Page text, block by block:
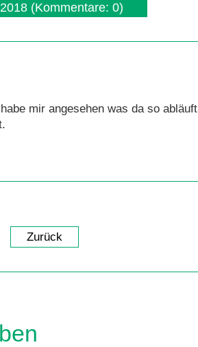
(Kommentare: 0)
mir angesehen was da so
Zurück